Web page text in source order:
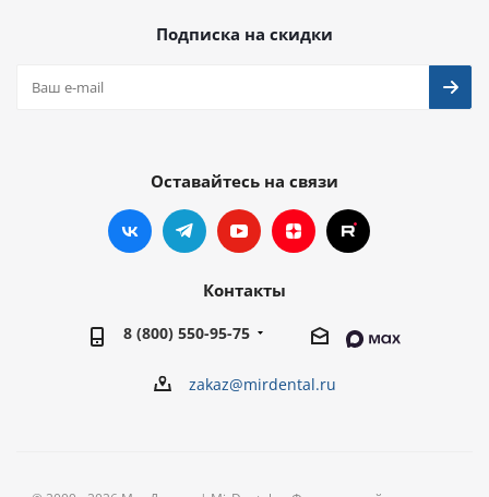
Подписка на скидки
Оставайтесь на связи
Контакты
8 (800) 550-95-75
zakaz@mirdental.ru